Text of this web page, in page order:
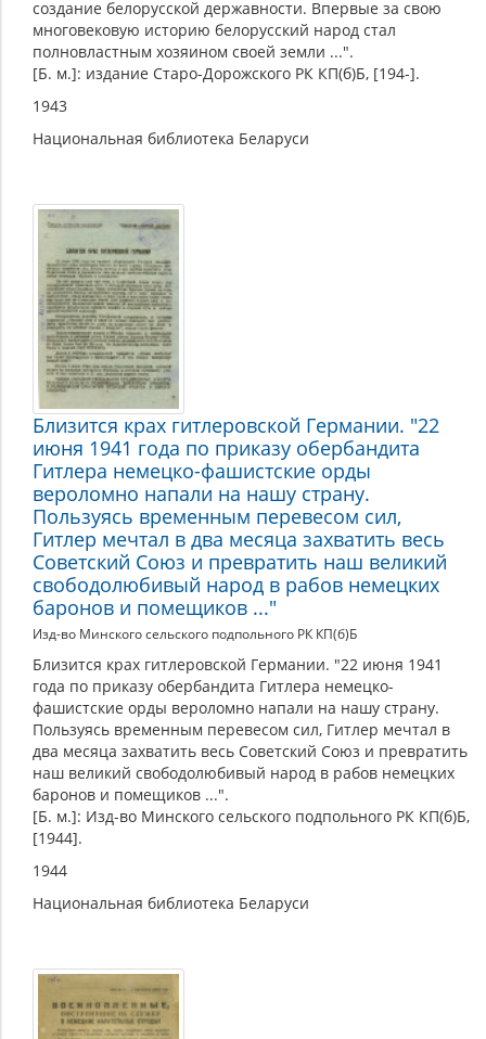
создание белорусской державности. Впервые за свою
многовековую историю белорусский народ стал
полновластным хозяином своей земли ...".
[Б. м.]: издание Старо-Дорожского РК КП(б)Б, [194-].
1943
Национальная библиотека Беларуси
Близится крах гитлеровской Германии. "22
июня 1941 года по приказу обербандита
Гитлера немецко-фашистские орды
вероломно напали на нашу страну.
Пользуясь временным перевесом сил,
Гитлер мечтал в два месяца захватить весь
Советский Союз и превратить наш великий
свободолюбивый народ в рабов немецких
баронов и помещиков ..."
Изд-во Минского сельского подпольного РК КП(б)Б
Близится крах гитлеровской Германии. "22 июня 1941
года по приказу обербандита Гитлера немецко-
фашистские орды вероломно напали на нашу страну.
Пользуясь временным перевесом сил, Гитлер мечтал в
два месяца захватить весь Советский Союз и превратить
наш великий свободолюбивый народ в рабов немецких
баронов и помещиков ...".
[Б. м.]: Изд-во Минского сельского подпольного РК КП(б)Б,
[1944].
1944
Национальная библиотека Беларуси